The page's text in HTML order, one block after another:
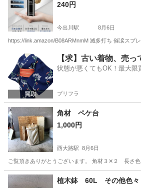
240円
今出川駅 8月6日
https://link.amazon/B08ARMnmM 滅多打ち 催涙スプ
京都 京都市 今出川駅 その他 スプ
【求】古い着物、売っ
状態が悪くてもOK！最大限
プリフラ
角材 ペケ台
1,000円
西大路駅 8月6日
ご覧頂きありがとうございます。 角材３✕２ 長さ
京都 京都市 西大路駅 その他 角材
植木鉢 60L その他色々